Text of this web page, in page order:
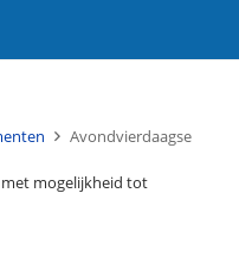
Avondvierdaagse
mogelijkheid tot